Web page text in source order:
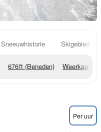
Sneeuwhistorie Skigebied
676ft (Beneden) Weerkaarten
Per uur